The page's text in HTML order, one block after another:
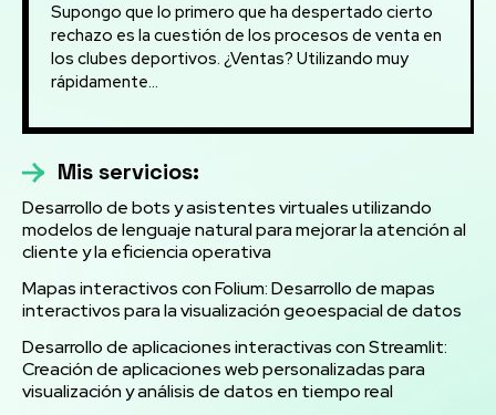
Supongo que lo primero que ha despertado cierto
rechazo es la cuestión de los procesos de venta en
los clubes deportivos. ¿Ventas? Utilizando muy
rápidamente...
Mis servicios:
Desarrollo de bots y asistentes virtuales utilizando
modelos de lenguaje natural para mejorar la atención al
cliente y la eficiencia operativa
Mapas interactivos con Folium: Desarrollo de mapas
interactivos para la visualización geoespacial de datos
Desarrollo de aplicaciones interactivas con Streamlit:
Creación de aplicaciones web personalizadas para
visualización y análisis de datos en tiempo real